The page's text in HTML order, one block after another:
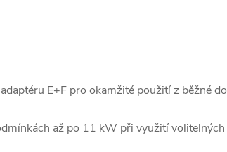
E+F pro okamžité použití z běžné
až po 11 kW při využití volitelných